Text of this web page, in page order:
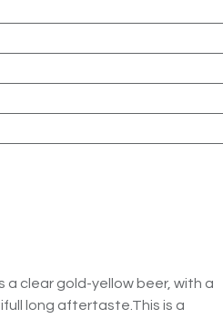
a clear gold-yellow beer, with a
long aftertaste.This is a